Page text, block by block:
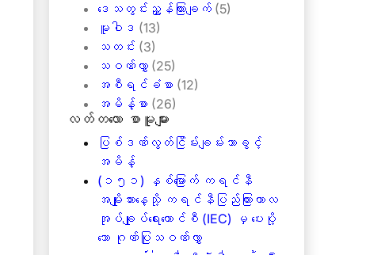
ဒေသတွင်းညွှန်ကြားချက် (5)
မူဝါဒ (13)
သတင်း (3)
သဝဏ်လွှာ (25)
အစီရင်ခံစာ (12)
အမိန့်စာ (26)
လတ်တ‌လော စာမူများ
ပြစ်ဒဏ်လွတ်ငြိမ်းချမ်းသာခွင့်
အမိန့်
(၁၅၁) နှစ်မြောက် ကရင်နီ
အမျိုးသားနေ့သို့ ကရင်နီပြည်ကြားကာလ
အုပ်ချုပ်ရေးကောင်စီ (IEC) မှ ပေးပို့
သော ဂုဏ်ပြုသဝဏ်လွှာ